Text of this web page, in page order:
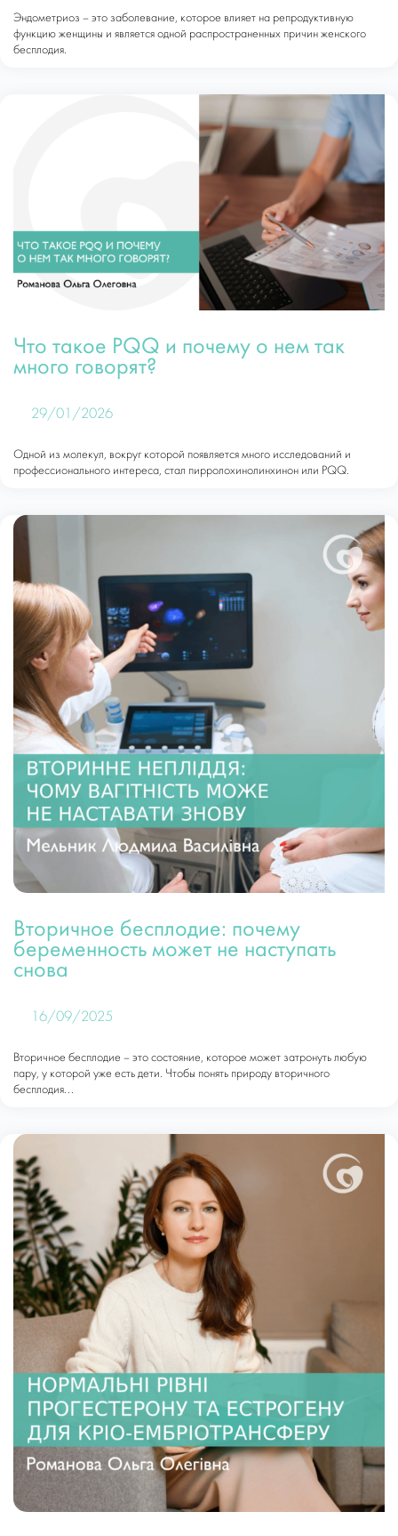
Эндометриоз – это заболевание, которое влияет на репродуктивную
функцию женщины и является одной распространенных причин женского
бесплодия.
Что такое PQQ и почему о нем так
много говорят?
29/01/2026
Одной из молекул, вокруг которой появляется много исследований и
профессионального интереса, стал пирролохинолинхинон или PQQ.
Вторичное бесплодие: почему
беременность может не наступать
снова
16/09/2025
Вторичное бесплодие – это состояние, которое может затронуть любую
пару, у которой уже есть дети. Чтобы понять природу вторичного
бесплодия...